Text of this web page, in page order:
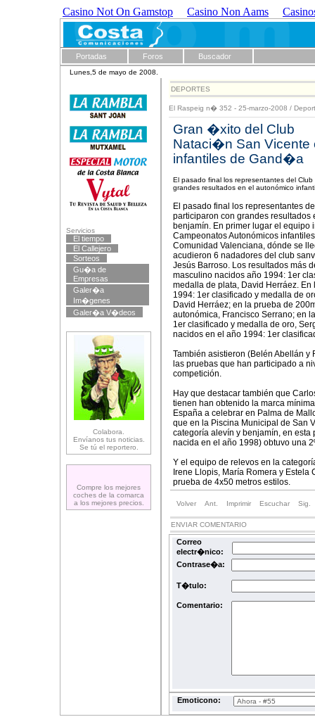
Casino Not On Gamstop Casino Non Aams
Portadas Foros Buscador
Lunes,5 de mayo de 2008.
Servicios
El tiempo
El Callejero
Sorteos
Gu�a de
Empresas
Galer�a
Im�genes
Galer�a V�deos
Colabora.
Envíanos tus noticias.
Se tú el reportero.
Compre los mejores
coches de la comarca
a los mejores precios.
DEPORTES
El Raspeig n� 352 - 25-marzo-2008 /
Gran �xito del Club
Nataci�n San
infantiles de Gand�a
El pasado final los representantes del
grandes resultados en el autonómico
El pasado final los representantes
participaron con grandes resultados
benjamín. En primer lugar el equipo
Campeonatos Autonómicos
Comunidad Valenciana, dónde se
acudieron 6 nadadores del club
Jesús Barroso. Los resultados más
masculino nacidos año 1994: 1er
medalla de plata, David Herráez.
1994: 1er clasificado y medalla de
David Herráez; en la prueba de
autonómica, Francisco Serrano; en
1er clasificado y medalla de oro,
nacidos en el año 1994: 1er
También asistieron (Belén Abellán
las pruebas que han participado a
competición.
Hay que destacar también que
tienen han obtenido la marca
España a celebrar en Palma de
que en la Piscina Municipal de San
categoría alevín y benjamín, en
nacida en el año 1998) obtuvo una
Y el equipo de relevos en la
Irene Llopis, María Romera y
prueba de 4x50 metros estilos.
Volver Ant. Imprimir Escuchar Sig.
ENVIAR COMENTARIO
Correo
electr�nico:
Contrase�a:
T�tulo:
Comentario:
Emoticono: